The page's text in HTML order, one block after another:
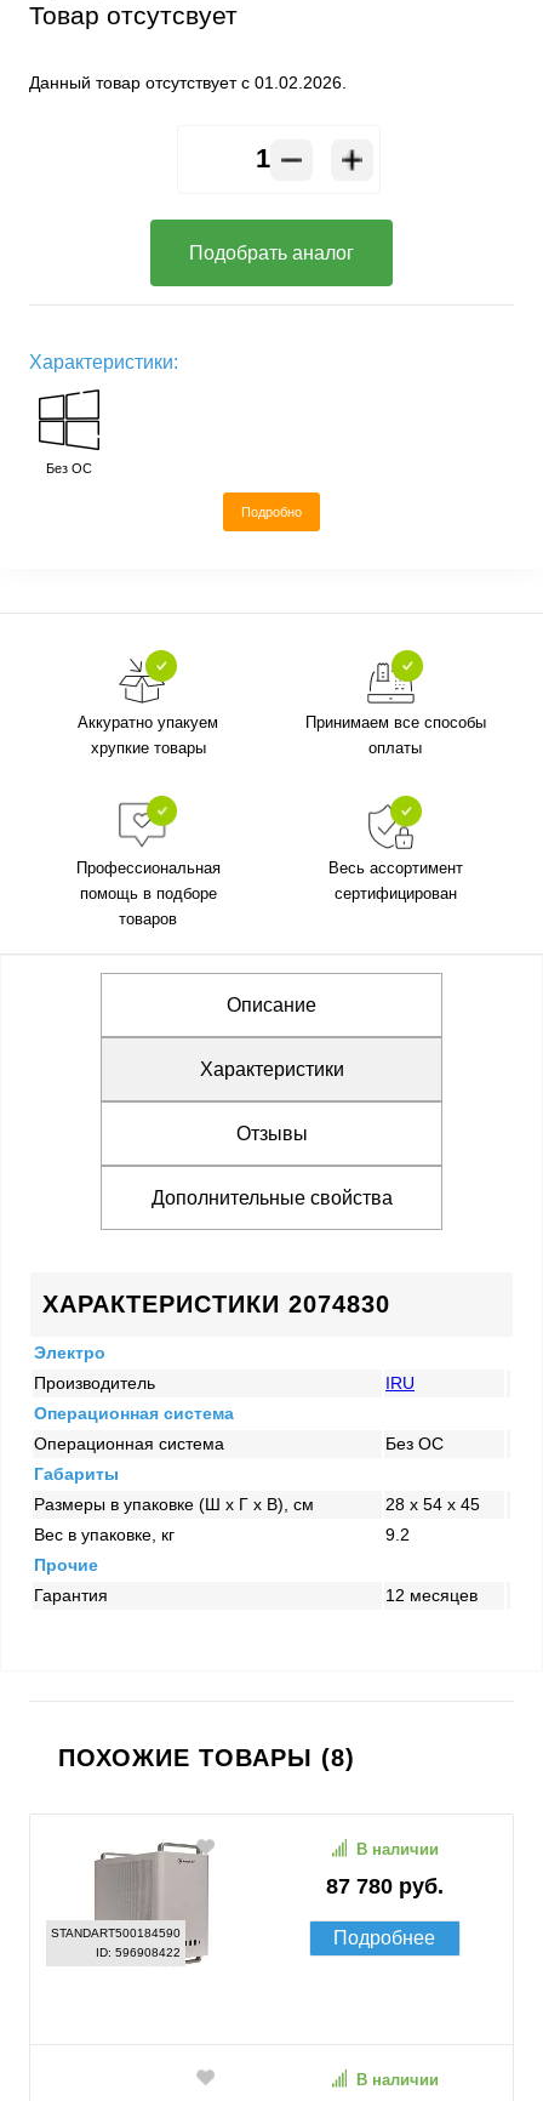
Товар отсутсвует
Данный товар отсутствует с 01.02.2026.
Подобрать аналог
Характеристики:
Без ОС
Подробно
Аккуратно упакуем
хрупкие товары
Принимаем все способы
оплаты
Профессиональная
помощь в подборе
товаров
Весь ассортимент
сертифицирован
Описание
Характеристики
Отзывы
Дополнительные свойства
ХАРАКТЕРИСТИКИ 2074830
Электро
Производитель
IRU
Операционная система
Операционная система
Без ОС
Габариты
Размеры в упаковке (Ш x Г x В), см
28 x 54 x 45
Вес в упаковке, кг
9.2
Прочие
Гарантия
12 месяцев
ПОХОЖИЕ ТОВАРЫ (8)
STANDART500184590
ID: 596908422
87 780 руб.
В наличии
Подробнее
В наличии